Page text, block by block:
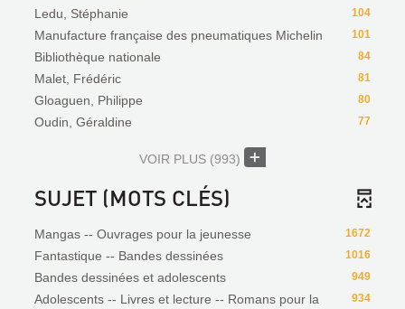
104
Ledu, Stéphanie
101
Manufacture française des pneumatiques Michelin
84
Bibliothèque nationale
81
Malet, Frédéric
80
Gloaguen, Philippe
77
Oudin, Géraldine
VOIR PLUS (993)
SUJET (MOTS CLÉS)
1672
Mangas -- Ouvrages pour la jeunesse
1016
Fantastique -- Bandes dessinées
949
Bandes dessinées et adolescents
934
Adolescents -- Livres et lecture -- Romans pour la